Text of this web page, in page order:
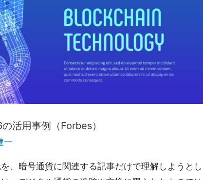
活用事例（Forbes）
一
、暗号通貨に関連する記事だけで理解しようとし